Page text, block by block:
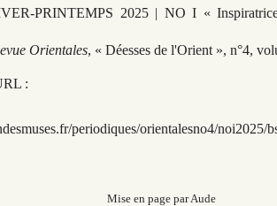
PRINTEMPS 2025 | NO I «
Orientales, « Déesses de l'Orient », n°4,
:
periodiques/orientalesno4/noi2025/
Mise en page par Aude